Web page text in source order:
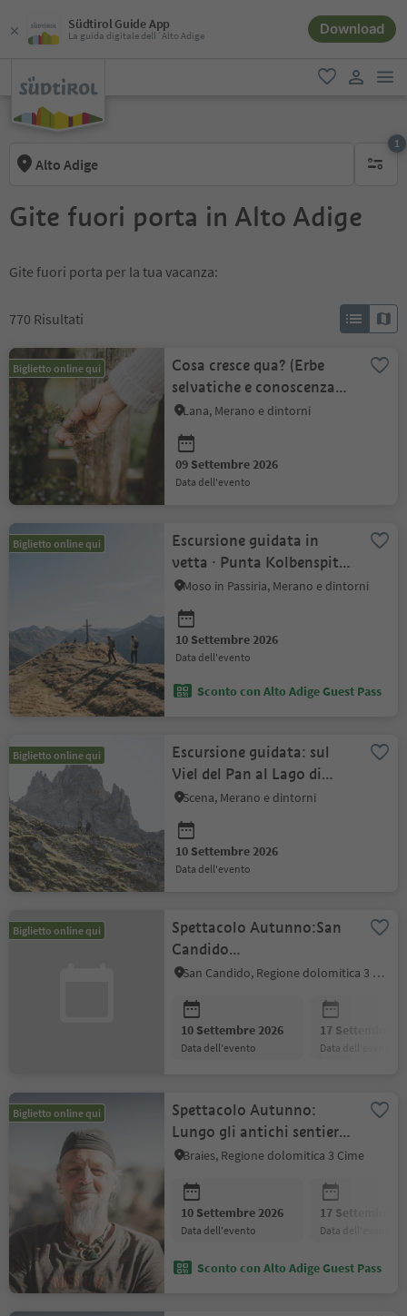
Südtirol Guide App
La guida digitale dell´Alto Adige Download
favoriti
Alto Adige
1
1 filtro
Gite fuori porta in Alto Adige
Gite fuori porta per la tua vacanza:
770 Risultati
Biglietto online qui
Cosa cresce qua? (Erbe
selvatiche e conoscenza
delle piante medicina...
Lana, Merano e dintorni
09 Settembre 2026
data dell'evento
Biglietto online qui
Escursione guidata in
vetta · Punta Kolbenspitze
(2868 m)
Moso in Passiria, Merano e dintorni
10 Settembre 2026
data dell'evento
Sconto con Alto Adige Guest Pass
Biglietto online qui
Escursione guidata: sul
Viel del Pan al Lago di
Fedaia
Scena, Merano e dintorni
10 Settembre 2026
data dell'evento
Biglietto online qui
Spettacolo Autunno:San
Candido
Active:Escursione
Elmo
San Candido, Regione dolomitica 3 Cime
10 Settembre 2026
data dell'evento
17 Settembre
data dell'evento
Biglietto online qui
Spettacolo Autunno:
Lungo gli antichi sentieri
dei pastori
Braies, Regione dolomitica 3 Cime
10 Settembre 2026
data dell'evento
17 Settembre
data dell'evento
Sconto con Alto Adige Guest Pass